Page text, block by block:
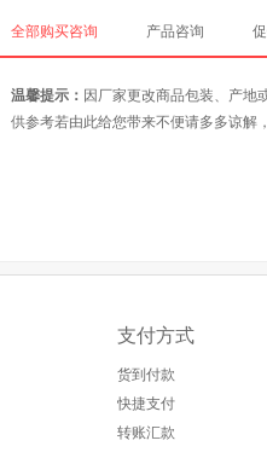
全部购买咨询 产品咨询
温馨提示： 因厂家更改商品包装、产地
供参考若由此给您带来不便请多多谅解
支付方式
货到付款
快捷支付
转账汇款